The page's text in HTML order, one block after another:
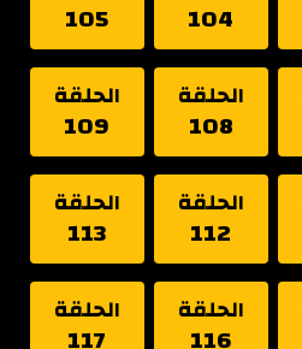
104
105
الحلقة
108
الحلقة
109
الحلقة
112
الحلقة
113
الحلقة
116
الحلقة
117